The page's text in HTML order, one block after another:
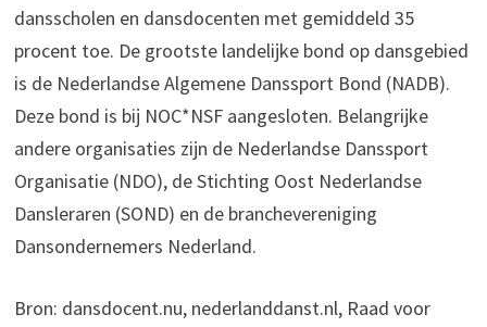
dansscholen en dansdocenten met gemiddeld 35
procent toe. De grootste landelijke bond op dansgebied
is de Nederlandse Algemene Danssport Bond (NADB).
Deze bond is bij NOC*NSF aangesloten. Belangrijke
andere organisaties zijn de Nederlandse Danssport
Organisatie (NDO), de Stichting Oost Nederlandse
Dansleraren (SOND) en de branchevereniging
Dansondernemers Nederland.
Bron: dansdocent.nu, nederlanddanst.nl, Raad voor